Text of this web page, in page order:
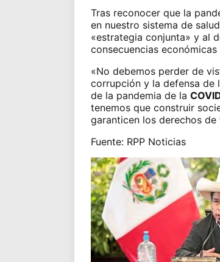
Tras reconocer que la
en nuestro sistema de salud
«estrategia conjunta» y al
consecuencias
«No debemos perder de
corrupción y la defensa de
de la pandemia de la
tenemos que construir
garanticen los derechos
Fuente: RPP Noticias